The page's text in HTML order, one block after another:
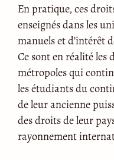
En pratique, ces
enseignés dans les
manuels et d’intérêt
Ce sont en réalité les
métropoles qui
les étudiants du
de leur ancienne
des droits de leur
rayonnement